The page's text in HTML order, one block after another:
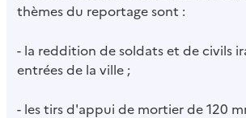
thèmes du reportage sont :
- la reddition de soldats et de civils
entrées de la ville ;
- les tirs d'appui de mortier de 120